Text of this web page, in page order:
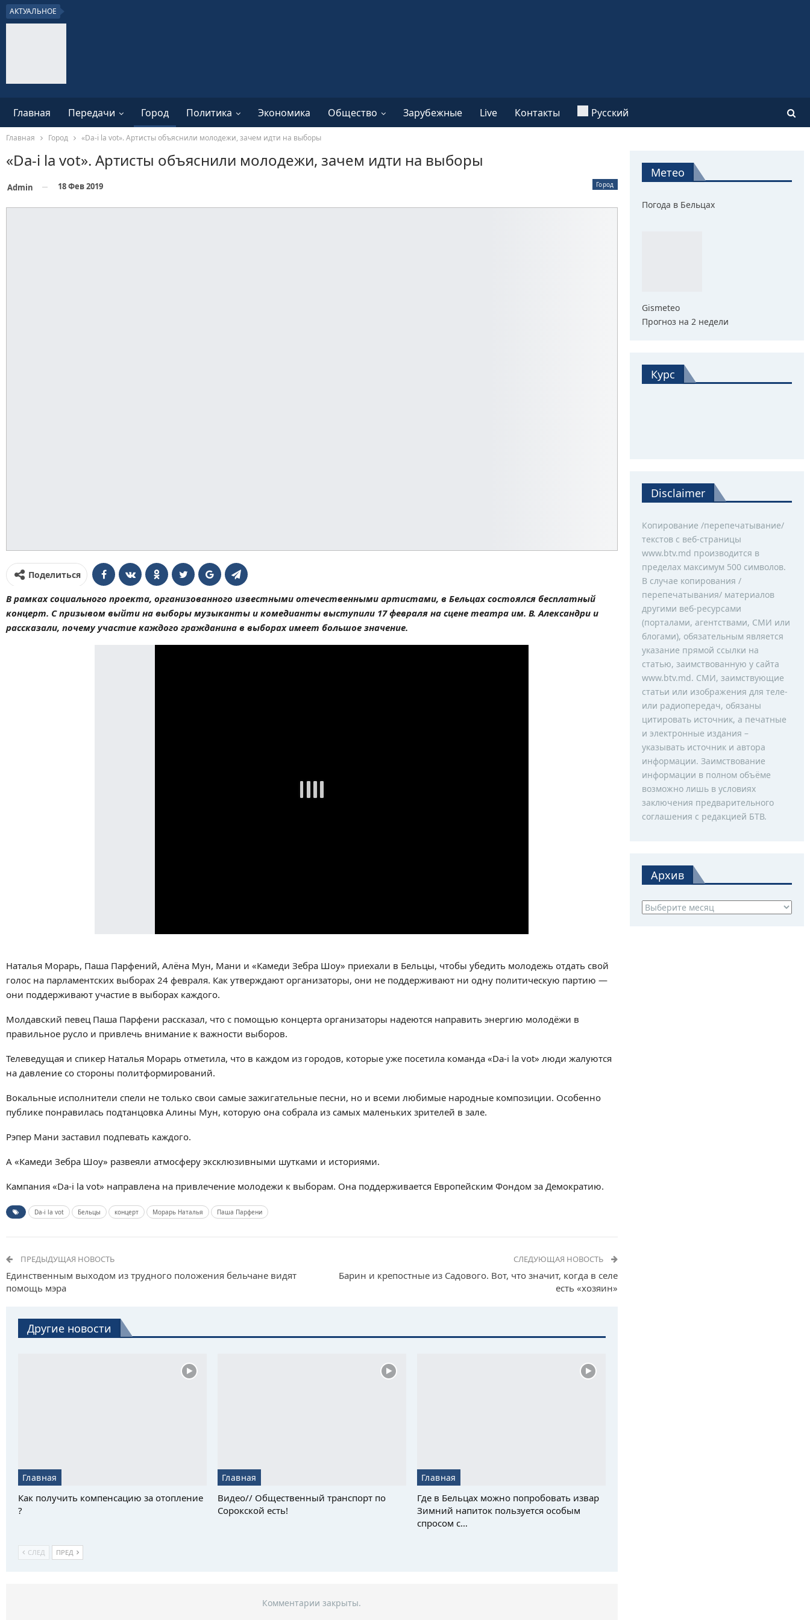
АКТУАЛЬНОЕ
Главная Передачи Город Политика Экономика Общество Зарубежные Live Контакты Русский
Главная Город «Da-i la vot». Артисты объяснили молодежи, зачем идти на выборы
«Da-i la vot». Артисты объяснили молодежи, зачем идти на выборы
Город
Admin 18 Фев 2019
Поделиться
В рамках социального проекта, организованного известными отечественными артистами, в Бельцах состоялся бесплатный
концерт. С призывом выйти на выборы музыканты и комедианты выступили 17 февраля на сцене театра им. В. Александри и
рассказали, почему участие каждого гражданина в выборах имеет большое значение.
Наталья Морарь, Паша Парфений, Алёна Мун, Мани и «Камеди Зебра Шоу» приехали в Бельцы, чтобы убедить молодежь отдать свой
голос на парламентских выборах 24 февраля. Как утверждают организаторы, они не поддерживают ни одну политическую партию —
они поддерживают участие в выборах каждого.
Молдавский певец Паша Парфени рассказал, что с помощью концерта организаторы надеются направить энергию молодёжи в
правильное русло и привлечь внимание к важности выборов.
Телеведущая и спикер Наталья Морарь отметила, что в каждом из городов, которые уже посетила команда «Da-i la vot» люди жалуются
на давление со стороны политформирований.
Вокальные исполнители спели не только свои самые зажигательные песни, но и всеми любимые народные композиции. Особенно
публике понравилась подтанцовка Алины Мун, которую она собрала из самых маленьких зрителей в зале.
Рэпер Мани заставил подпевать каждого.
А «Камеди Зебра Шоу» развеяли атмосферу эксклюзивными шутками и историями.
Кампания «Da-i la vot» направлена на привлечение молодежи к выборам. Она поддерживается Европейским Фондом за Демократию.
Da-i la vot Бельцы концерт Морарь Наталья Паша Парфени
ПРЕДЫДУЩАЯ НОВОСТЬ
Единственным выходом из трудного положения бельчане видят
помощь мэра
СЛЕДУЮЩАЯ НОВОСТЬ
Барин и крепостные из Садового. Вот, что значит, когда в селе
есть «хозяин»
Другие новости
Главная
Как получить компенсацию за отопление
?
Главная
Видео// Общественный транспорт по
Сорокской есть!
Главная
Где в Бельцах можно попробовать извар
Зимний напиток пользуется особым
спросом с…
СЛЕД ПРЕД
Комментарии закрыты.
Метео
Погода в Бельцах
Gismeteo
Прогноз на 2 недели
Курс
Disclaimer
Копирование /перепечатывание/
текстов с веб-страницы
www.btv.md производится в
пределах максимум 500 символов.
В случае копирования /
перепечатывания/ материалов
другими веб-ресурсами
(порталами, агентствами, СМИ или
блогами), обязательным является
указание прямой ссылки на
статью, заимствованную у сайта
www.btv.md. СМИ, заимствующие
статьи или изображения для теле-
или радиопередач, обязаны
цитировать источник, а печатные
и электронные издания –
указывать источник и автора
информации. Заимствование
информации в полном объёме
возможно лишь в условиях
заключения предварительного
соглашения с редакцией БТВ.
Архив
Архив